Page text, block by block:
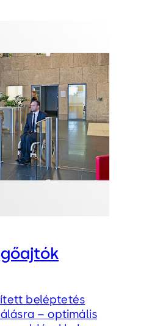
beléptetés
– optimális